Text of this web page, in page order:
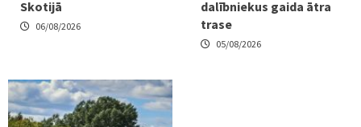
Skotijā
06/08/2026
dalībniekus gaida ātra
trase
05/08/2026